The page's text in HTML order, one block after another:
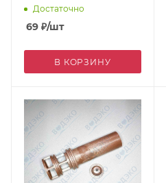
втулка инжектора
желтый для F74A
Достаточно
69 ₽/шт
В КОРЗИНУ